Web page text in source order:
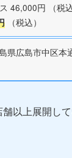
46,000円 （税込
（税込）
県広島市中区本
以上展開し